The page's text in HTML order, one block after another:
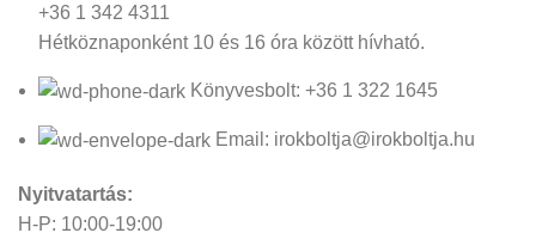
+36 1 342 4311
Hétköznaponként 10 és 16 óra között hívható.
Könyvesbolt: +36 1 322 1645
Email: irokboltja@irokboltja.hu
Nyitvatartás:
H-P: 10:00-19:00